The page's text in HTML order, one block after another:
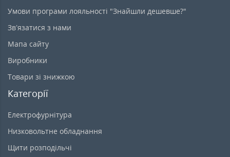
Умови програми лояльності "Знайшли дешевше?"
Зв’язатися з нами
Мапа сайту
Виробники
Товари зі знижкою
Категорії
Електрофурнітура
Низковольтне обладнання
Щити розподільчі